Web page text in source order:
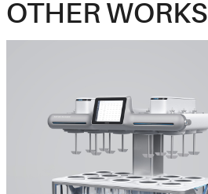
OTHER WORKS